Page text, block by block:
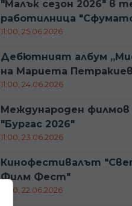
"Малък сезон 2026" в
работилница
11:00, 25.06.2026
Дебютният албум
на Мариета
11:00, 24.06.2026
Международен
"Бургас 2026"
11:00, 23.06.2026
Кинофестивалът
Филм Фест"
11:00, 22.06.2026